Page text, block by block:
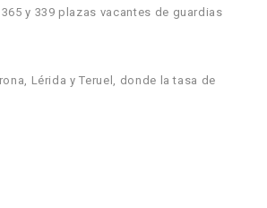
y 339 plazas vacantes de guardias
Lérida y Teruel, donde la tasa de